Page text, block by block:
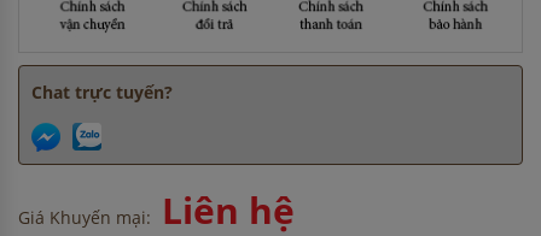
Chat trực tuyến?
Giá Khuyến mại: Liên hệ